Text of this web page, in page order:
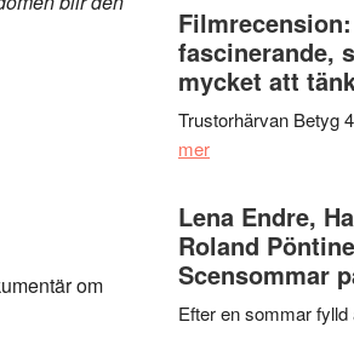
om
fascinerande,
mycket att
Trustorhärvan Betyg
merom
Trustorhärvan
–
fascinerande,
spännande
och
Lena Endre,
Roland
Scensommar
Efter en sommar